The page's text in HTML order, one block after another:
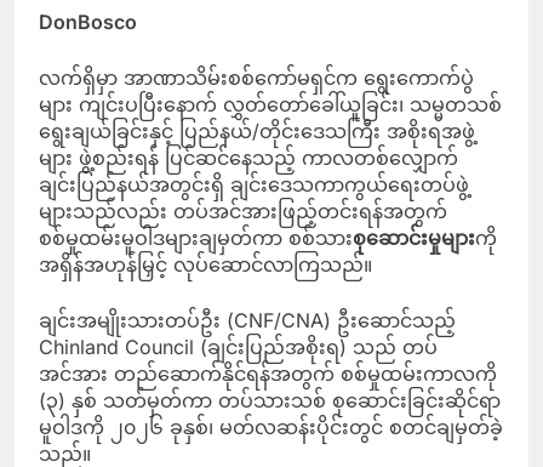
DonBosco
လက်ရှိမှာ အာဏာသိမ်းစစ်ကော်မရှင်က ရွေးကောက်ပွဲ
များ ကျင်းပပြီးနောက် လွှတ်တော်ခေါ်ယူခြင်း၊ သမ္မတသစ်
ရွေးချယ်ခြင်းနှင့် ပြည်နယ်/တိုင်းဒေသကြီး အစိုးရအဖွဲ့
များ ဖွဲ့စည်းရန် ပြင်ဆင်နေသည့် ကာလတစ်လျှောက်
ချင်းပြည်နယ်အတွင်းရှိ ချင်းဒေသကာကွယ်ရေးတပ်ဖွဲ့
များသည်လည်း တပ်အင်အားဖြည့်တင်းရန်အတွက်
စစ်မှုထမ်းမူဝါဒများချမှတ်ကာ စစ်သားစုဆောင်းမှုများကို
အရှိန်အဟုန်မြှင့် လုပ်ဆောင်လာကြသည်။
ချင်းအမျိုးသားတပ်ဦး (CNF/CNA) ဦးဆောင်သည့်
Chinland Council (ချင်းပြည်အစိုးရ) သည် တပ်
အင်အား တည်ဆောက်နိုင်ရန်အတွက် စစ်မှုထမ်းကာလကို
(၃) နှစ် သတ်မှတ်ကာ တပ်သားသစ် စုဆောင်းခြင်းဆိုင်ရာ
မူဝါဒကို ၂၀၂၆ ခုနှစ်၊ မတ်လဆန်းပိုင်းတွင် စတင်ချမှတ်ခဲ့
သည်။